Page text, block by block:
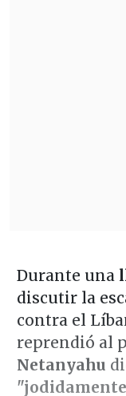
Durante una
discutir la
contra el
reprendió al
Netanyahu